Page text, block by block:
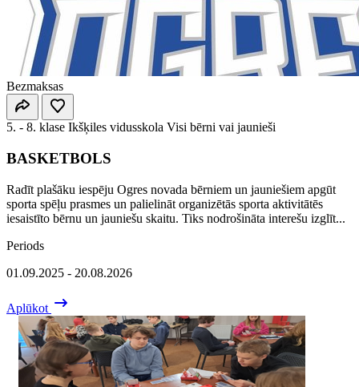
Bezmaksas
5. - 8. klase Ikšķiles vidusskola Visi bērni vai jaunieši
BASKETBOLS
Radīt plašāku iespēju Ogres novada bērniem un jauniešiem apgūt
sporta spēļu prasmes un palielināt organizētās sporta aktivitātēs
iesaistīto bērnu un jauniešu skaitu. Tiks nodrošināta interešu izglīt...
Periods
01.09.2025 - 20.08.2026
Aplūkot